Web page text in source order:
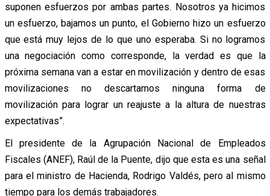
suponen esfuerzos por ambas partes. Nosotros ya hicimos
un esfuerzo, bajamos un punto, el Gobierno hizo un esfuerzo
que está muy lejos de lo que uno esperaba. Si no logramos
una negociación como corresponde, la verdad es que la
próxima semana van a estar en movilización y dentro de esas
movilizaciones no descartamos ninguna forma de
movilización para lograr un reajuste a la altura de nuestras
expectativas”.
El presidente de la Agrupación Nacional de Empleados
Fiscales (ANEF), Raúl de la Puente, dijo que esta es una señal
para el ministro de Hacienda, Rodrigo Valdés, pero al mismo
tiempo para los demás trabajadores.